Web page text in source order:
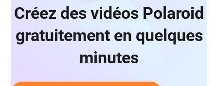
Créez des vidéos Polaroid
gratuitement en quelques
minutes